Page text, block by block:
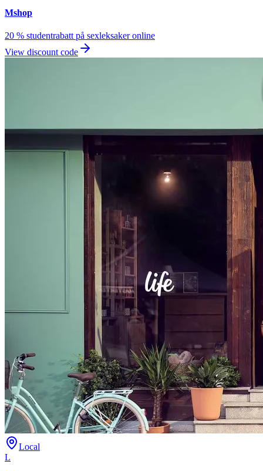
Mshop
20 % studentrabatt på sexleksaker online
View discount code
Local
L